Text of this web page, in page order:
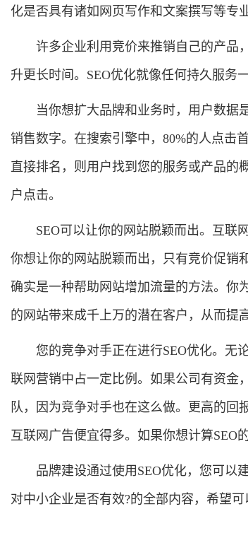
化是否具有诸如网页写作和文案撰写等专
许多企业利用竞价来推销自己的产品
升更长时间。SEO优化就像任何持久服务
当你想扩大品牌和业务时，用户数据
销售数字。在搜索引擎中，80%的人点击
直接排名，则用户找到您的服务或产品的
户点击。
SEO可以让你的网站脱颖而出。互联
你想让你的网站脱颖而出，只有竞价促销
确实是一种帮助网站增加流量的方法。你
的网站带来成千上万的潜在客户，从而提
您的竞争对手正在进行SEO优化。无
联网营销中占一定比例。如果公司有资金
队，因为竞争对手也在这么做。更高的回
互联网广告便宜得多。如果你想计算SEO
品牌建设通过使用SEO优化，您可以
对中小企业是否有效?的全部内容，希望可